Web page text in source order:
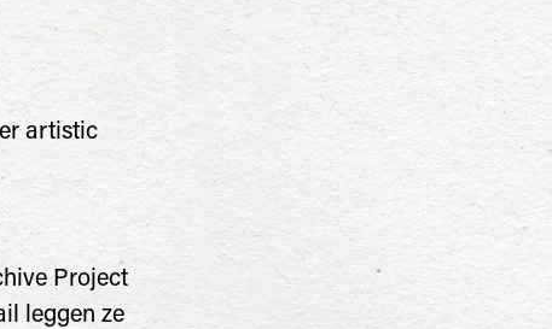
artistic
Project
leggen ze